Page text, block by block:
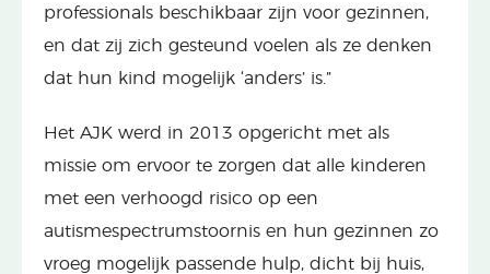
professionals beschikbaar zijn voor gezinnen,
en dat zij zich gesteund voelen als ze denken
dat hun kind mogelijk ‘anders’ is.”
Het AJK werd in 2013 opgericht met als
missie om ervoor te zorgen dat alle kinderen
met een verhoogd risico op een
autismespectrumstoornis en hun gezinnen zo
vroeg mogelijk passende hulp, dicht bij huis,